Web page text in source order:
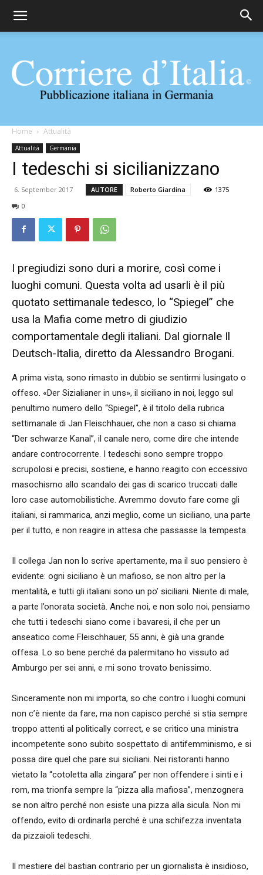
Corriere
d'Italia
Home Attualità
Attualità Germania
I tedeschi si sicilianizzano
6. September 2017 AUTORE Roberto Giardina
1375
0
I pregiudizi sono duri a morire, così come i
luoghi comuni. Questa volta ad usarli è il più
quotato settimanale tedesco, lo “Spiegel” che
usa la Mafia come metro di giudizio
comportamentale degli italiani. Dal giornale Il
Deutsch-Italia, diretto da Alessandro Brogani.
A prima vista, sono rimasto in dubbio se sentirmi lusingato o
offeso. «Der Sizialianer in uns», il siciliano in noi, leggo sul
penultimo numero dello “Spiegel”, è il titolo della rubrica
settimanale di Jan Fleischhauer, che non a caso si chiama
“Der schwarze Kanal”, il canale nero, come dire che intende
andare controcorrente. I tedeschi sono sempre troppo
scrupolosi e precisi, sostiene, e hanno reagito con eccessivo
masochismo allo scandalo dei gas di scarico truccati dalle
loro case automobilistiche. Avremmo dovuto fare come gli
italiani, si rammarica, anzi meglio, come un siciliano, una parte
per il tutto, e non reagire in attesa che passasse la tempesta.
Il collega Jan non lo scrive apertamente, ma il suo pensiero è
evidente: ogni siciliano è un mafioso, se non altro per la
mentalità, e tutti gli italiani sono un po’ siciliani. Niente di male,
a parte l’onorata società. Anche noi, e non solo noi, pensiamo
che tutti i tedeschi siano come i bavaresi, il che per un
anseatico come Fleischhauer, 55 anni, è già una grande
offesa. Lo so bene perché da palermitano ho vissuto ad
Amburgo per sei anni, e mi sono trovato benissimo.
Sinceramente non mi importa, so che contro i luoghi comuni
non c’è niente da fare, ma non capisco perché si stia sempre
troppo attenti al politically correct, e se critico una ministra
incompetente sono subito sospettato di antifemminismo, e si
possa dire quel che pare sui siciliani. Nei ristoranti hanno
vietato la “cotoletta alla zingara” per non offendere i sinti e i
rom, ma trionfa sempre la “pizza alla mafiosa”, menzognera
se non altro perché non esiste una pizza alla sicula. Non mi
offendo, evito di ordinarla perché è una schifezza inventata
da pizzaioli tedeschi.
Il mestiere del bastian contrario per un giornalista è insidioso,